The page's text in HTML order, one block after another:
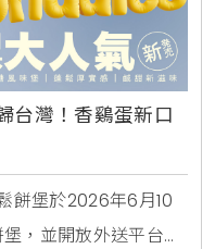
台灣！香鷄蛋新口
餅堡於2026年6月10
，並開放外送平台購